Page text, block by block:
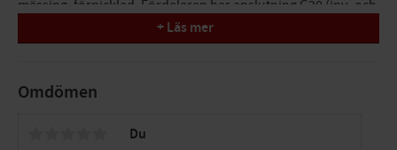
mässing, förnicklad. Fördelaren har anslutning G20 (inv- och
utv-gänga EuroCone) för matningsledning och anslutning
G15 c/c 50 mm utv gg Conex/EuroCone på avsticken.
för matningsledning vilket underlättar ihopmontering av 2 st
fördelare utan ytterligare tätning.
+ Läs mer
Omdömen
Du